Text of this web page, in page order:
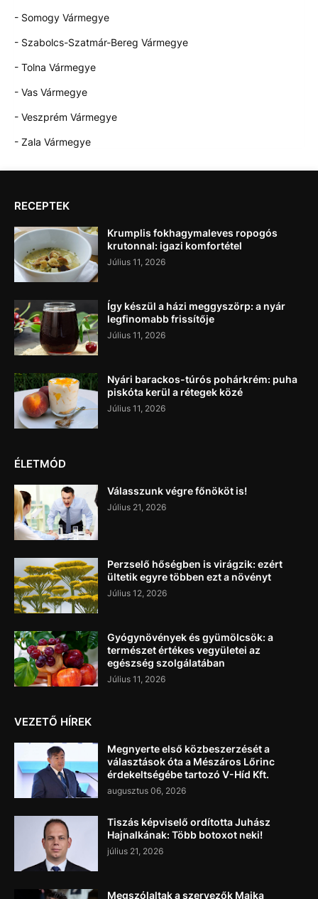
- Somogy Vármegye
- Szabolcs-Szatmár-Bereg Vármegye
- Tolna Vármegye
- Vas Vármegye
- Veszprém Vármegye
- Zala Vármegye
RECEPTEK
Krumplis fokhagymaleves ropogós
krutonnal: igazi komfortétel
Július 11, 2026
Így készül a házi meggyszörp: a nyár
legfinomabb frissítője
Július 11, 2026
Nyári barackos-túrós pohárkrém: puha
piskóta kerül a rétegek közé
Július 11, 2026
ÉLETMÓD
Válasszunk végre főnököt is!
Július 21, 2026
Perzselő hőségben is virágzik: ezért
ültetik egyre többen ezt a növényt
Július 12, 2026
Gyógynövények és gyümölcsök: a
természet értékes vegyületei az
egészség szolgálatában
Július 11, 2026
VEZETŐ HÍREK
Megnyerte első közbeszerzését a
választások óta a Mészáros Lőrinc
érdekeltségébe tartozó V-Híd Kft.
augusztus 06, 2026
Tiszás képviselő ordította Juhász
Hajnalkának: Több botoxot neki!
július 21, 2026
Megszólaltak a szervezők Majka